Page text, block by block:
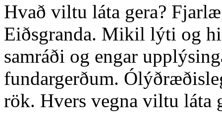
Hvað viltu láta gera?
Eiðsgranda. Mikil lýti og
samráði og engar
fundargerðum.
rök. Hvers vegna viltu láta